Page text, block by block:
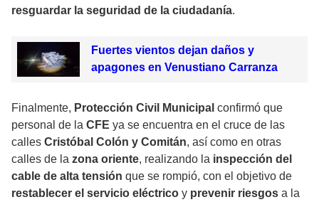
resguardar la seguridad de la ciudadanía.
Fuertes vientos dejan daños y
apagones en Venustiano Carranza
Finalmente, Protección Civil Municipal confirmó que
personal de la CFE ya se encuentra en el cruce de las
calles Cristóbal Colón y Comitán, así como en otras
calles de la zona oriente, realizando la inspección del
cable de alta tensión que se rompió, con el objetivo de
restablecer el servicio eléctrico y prevenir riesgos a la